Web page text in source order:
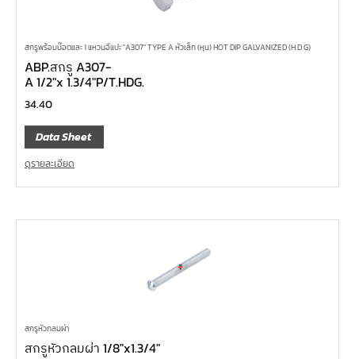
สกรูพร้อมน๊อตและ 1 แหวนอีแปะ "A307" TYPE A หัวเล็ก (หุน) HOT DIP GALVANIZED (H.D.G)
ABP.สกรู A307-
A 1/2″x 1.3/4″P/T.HDG.
34.40
Data Sheet
ดูรายละเอียด
สกรูหัวกลมผ่า
สกรูหัวกลมผ่า 1/8″x1.3/4″